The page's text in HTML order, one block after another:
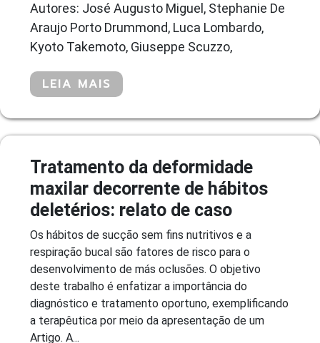
Autores: José Augusto Miguel, Stephanie De
Araujo Porto Drummond, Luca Lombardo,
Kyoto Takemoto, Giuseppe Scuzzo,
LEIA MAIS
Tratamento da deformidade
maxilar decorrente de hábitos
deletérios: relato de caso
Os hábitos de sucção sem fins nutritivos e a
respiração bucal são fatores de risco para o
desenvolvimento de más oclusões. O objetivo
deste trabalho é enfatizar a importância do
diagnóstico e tratamento oportuno, exemplificando
a terapêutica por meio da apresentação de um
Artigo. A...